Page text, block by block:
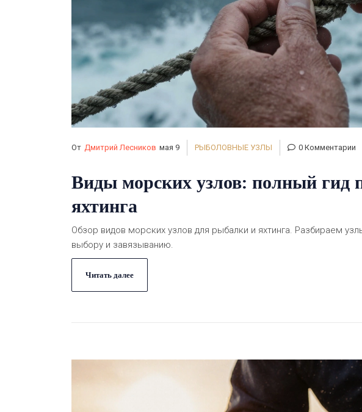
От Дмитрий Лесников мая 9 РЫБОЛОВНЫЕ УЗЛЫ 0 Комментарии
Виды морских узлов: полный гид
яхтинга
Обзор видов морских узлов для рыбалки и яхтинга. Разбираем
выбору и завязыванию.
Читать далее